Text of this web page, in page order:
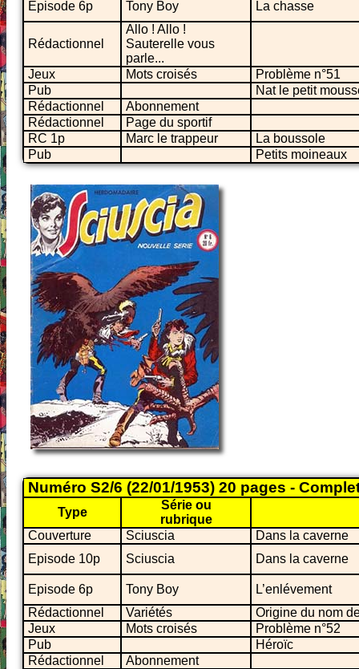
Episode 6p Tony Boy La chasse
Rédactionnel
Allo ! Allo !
Sauterelle vous
parle...
Jeux
Mots croisés
Problème n°51
Pub
Nat le petit
Rédactionnel
Abonnement
Rédactionnel
Page du sportif
RC 1p
Marc le trappeur
La boussole
Pub
Petits moineaux
Numéro S2/6 (22/01/1953) 20 pages -
Type
Série ou
rubrique
Couverture
Sciuscia
Dans la caverne
Episode 10p
Sciuscia Dans la caverne
Episode 6p Tony Boy
L’enlévement
Rédactionnel
Variétés
Origine du nom
Jeux
Mots croisés
Problème n°52
Pub
Héroïc
Rédactionnel
Abonnement